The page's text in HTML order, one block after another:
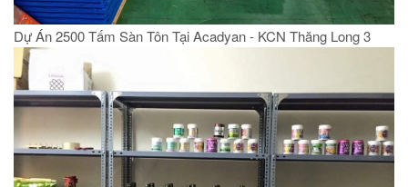
Dự Án 2500 Tấm Sàn Tôn Tại Acadyan - KCN Thăng Long 3